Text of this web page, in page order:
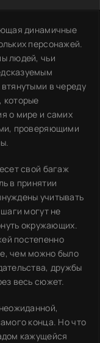
динамичные
персонажей.
людей, чьи
в череду
которые
о мире и самих
проверяющими
свой багаж
в принятии
учитывать
могут не
окружающих.
постепенно
чем можно было
дружбы
весь сюжет.
конца. Но что
кажущейся